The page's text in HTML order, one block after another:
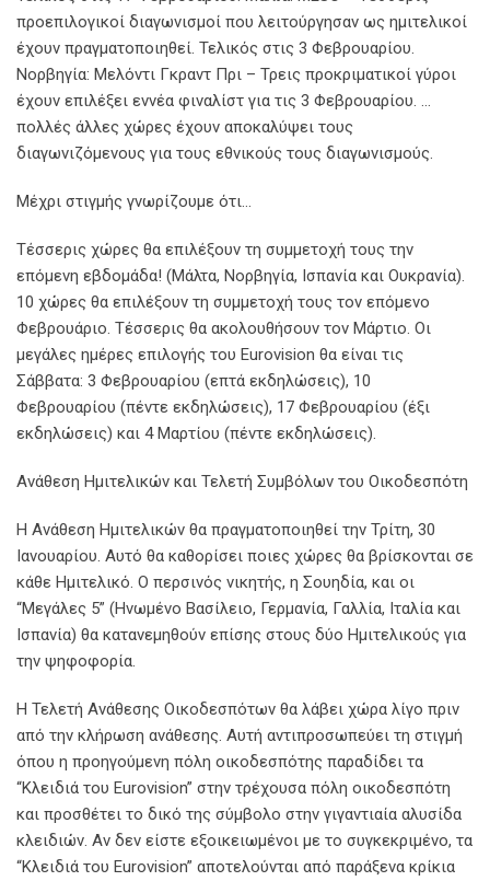
προεπιλογικοί διαγωνισμοί που λειτούργησαν ως ημιτελικοί
έχουν πραγματοποιηθεί. Τελικός στις 3 Φεβρουαρίου.
Νορβηγία: Μελόντι Γκραντ Πρι – Τρεις προκριματικοί γύροι
έχουν επιλέξει εννέα φιναλίστ για τις 3 Φεβρουαρίου. …
πολλές άλλες χώρες έχουν αποκαλύψει τους
διαγωνιζόμενους για τους εθνικούς τους διαγωνισμούς.
Μέχρι στιγμής γνωρίζουμε ότι…
Τέσσερις χώρες θα επιλέξουν τη συμμετοχή τους την
επόμενη εβδομάδα! (Μάλτα, Νορβηγία, Ισπανία και Ουκρανία).
10 χώρες θα επιλέξουν τη συμμετοχή τους τον επόμενο
Φεβρουάριο. Τέσσερις θα ακολουθήσουν τον Μάρτιο. Οι
μεγάλες ημέρες επιλογής του Eurovision θα είναι τις
Σάββατα: 3 Φεβρουαρίου (επτά εκδηλώσεις), 10
Φεβρουαρίου (πέντε εκδηλώσεις), 17 Φεβρουαρίου (έξι
εκδηλώσεις) και 4 Μαρτίου (πέντε εκδηλώσεις).
Ανάθεση Ημιτελικών και Τελετή Συμβόλων του Οικοδεσπότη
Η Ανάθεση Ημιτελικών θα πραγματοποιηθεί την Τρίτη, 30
Ιανουαρίου. Αυτό θα καθορίσει ποιες χώρες θα βρίσκονται σε
κάθε Ημιτελικό. Ο περσινός νικητής, η Σουηδία, και οι
“Μεγάλες 5” (Ηνωμένο Βασίλειο, Γερμανία, Γαλλία, Ιταλία και
Ισπανία) θα κατανεμηθούν επίσης στους δύο Ημιτελικούς για
την ψηφοφορία.
Η Τελετή Ανάθεσης Οικοδεσπότων θα λάβει χώρα λίγο πριν
από την κλήρωση ανάθεσης. Αυτή αντιπροσωπεύει τη στιγμή
όπου η προηγούμενη πόλη οικοδεσπότης παραδίδει τα
“Κλειδιά του Eurovision” στην τρέχουσα πόλη οικοδεσπότη
και προσθέτει το δικό της σύμβολο στην γιγαντιαία αλυσίδα
κλειδιών. Αν δεν είστε εξοικειωμένοι με το συγκεκριμένο, τα
“Κλειδιά του Eurovision” αποτελούνται από παράξενα κρίκια